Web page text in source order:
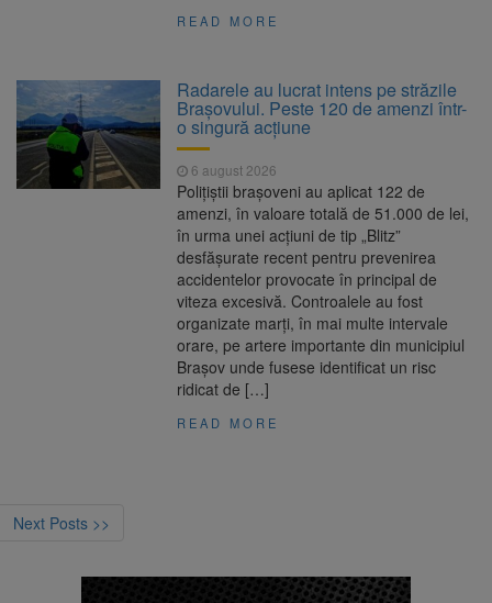
READ MORE
Radarele au lucrat intens pe străzile
Brașovului. Peste 120 de amenzi într-
o singură acțiune
6 august 2026
Polițiștii brașoveni au aplicat 122 de
amenzi, în valoare totală de 51.000 de lei,
în urma unei acțiuni de tip „Blitz”
desfășurate recent pentru prevenirea
accidentelor provocate în principal de
viteza excesivă. Controalele au fost
organizate marți, în mai multe intervale
orare, pe artere importante din municipiul
Brașov unde fusese identificat un risc
ridicat de […]
READ MORE
Next Posts >>